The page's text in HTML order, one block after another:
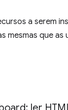
a serem
mesmas que as